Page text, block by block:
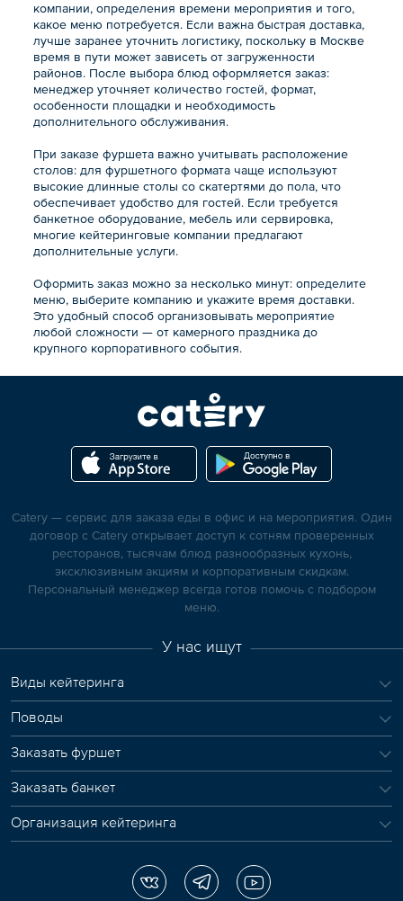
компании, определения времени мероприятия и того,
какое меню потребуется. Если важна быстрая доставка,
лучше заранее уточнить логистику, поскольку в Москве
время в пути может зависеть от загруженности
районов. После выбора блюд оформляется заказ:
менеджер уточняет количество гостей, формат,
особенности площадки и необходимость
дополнительного обслуживания.
При заказе фуршета важно учитывать расположение
столов: для фуршетного формата чаще используют
высокие длинные столы со скатертями до пола, что
обеспечивает удобство для гостей. Если требуется
банкетное оборудование, мебель или сервировка,
многие кейтеринговые компании предлагают
дополнительные услуги.
Оформить заказ можно за несколько минут: определите
меню, выберите компанию и укажите время доставки.
Это удобный способ организовывать мероприятие
любой сложности — от камерного праздника до
крупного корпоративного события.
Catery — сервис для заказа еды в офис и на мероприятия. Один
договор с Catery открывает доступ к сотням проверенных
ресторанов, тысячам блюд разнообразных кухонь,
эксклюзивным акциям и корпоративным скидкам.
Персональный менеджер всегда готов помочь с подбором
меню.
У нас ищут
Виды кейтеринга
Поводы
Заказать фуршет
Заказать банкет
Организация кейтеринга